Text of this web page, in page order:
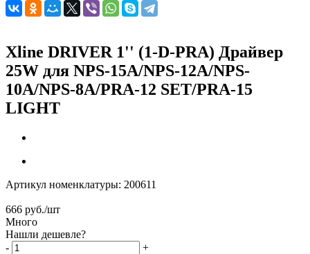
Xline DRIVER 1'' (1-D-PRA) Драйвер
25W для NPS-15A/NPS-12A/NPS-
10A/NPS-8A/PRA-12 SET/PRA-15
LIGHT
Артикул номенклатуры: 200611
666 руб./шт
Много
Нашли дешевле?
-
+